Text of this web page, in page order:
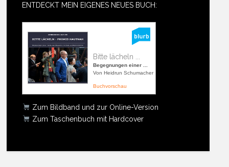
ENTDECKT MEIN EIGENES NEUES BUCH:
Bitte lächeln ...
Begegnungen einer ...
Von Heidrun Schumacher
Buchvorschau
Zum Bildband und zur Online-Version
Zum Taschenbuch mit Hardcover